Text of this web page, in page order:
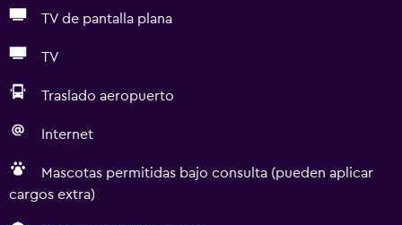
TV de pantalla plana
TV
Traslado aeropuerto
Internet
Mascotas permitidas bajo consulta (pueden aplicar
cargos extra)